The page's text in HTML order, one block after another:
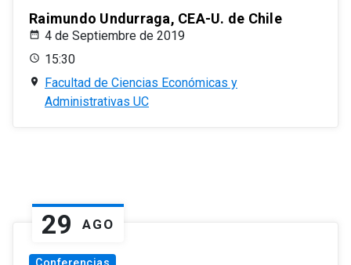
Raimundo Undurraga, CEA-U. de Chile
4 de Septiembre de 2019
15:30
Facultad de Ciencias Económicas y
Administrativas UC
29 AGO